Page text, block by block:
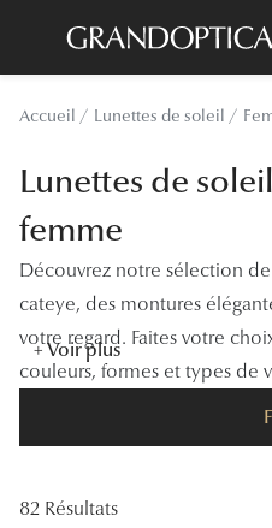
principal
Sélection -30%
Sélection -50%
Lunettes de vue
Sélection -20%
Sélection -30%
Accueil Lunettes de soleil
Lunettes de
femme
Découvrez notre sélection
cateye, des montures
votre regard. Faites votre
couleurs, formes et types de
parfaite, adaptée à vos
+ Voir plus
82 Résultats